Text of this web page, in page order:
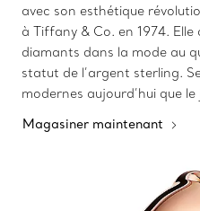
avec son esthétique
à Tiffany & Co. en 1974.
diamants dans la mode au
statut de l’argent sterling.
modernes aujourd’hui que
Magasiner maintenant